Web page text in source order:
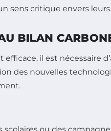
sens critique envers
BILAN
il est nécessaire
des nouvelles